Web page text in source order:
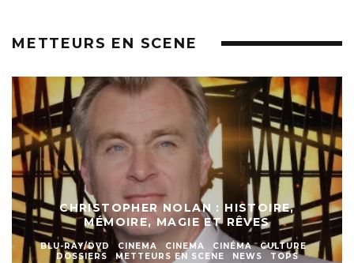
METTEURS EN SCENE
CHRISTOPHER NOLAN : HISTOIRE,
MÉMOIRE, MAGIE ET RÊVES
BLU-RAY/DVD CINEMA CINEMA CINÉMA
CULTURE
DOSSIERS
METTEURS EN SCENE NEWS TOPS